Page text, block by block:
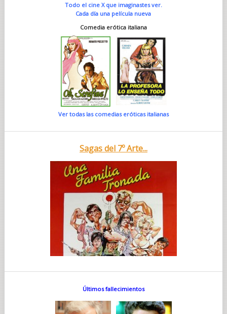
Todo el cine X que imaginastes ver.
Cada día una película nueva
Comedia erótica italiana
Ver todas las comedias eróticas italianas
Sagas del 7º Arte...
Últimos fallecimientos